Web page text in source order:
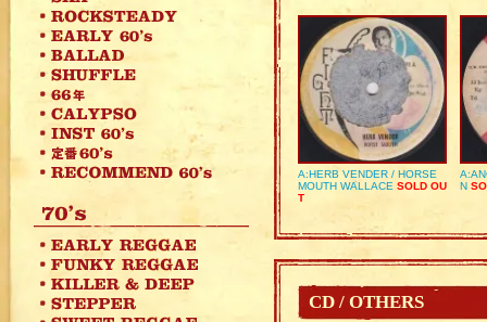
A:HERB VENDER / HORSE
MOUTH WALLACE SOLD OU
T
N
CD / OTHERS